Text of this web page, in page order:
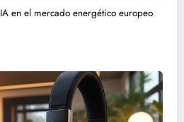
en el mercado energético europeo